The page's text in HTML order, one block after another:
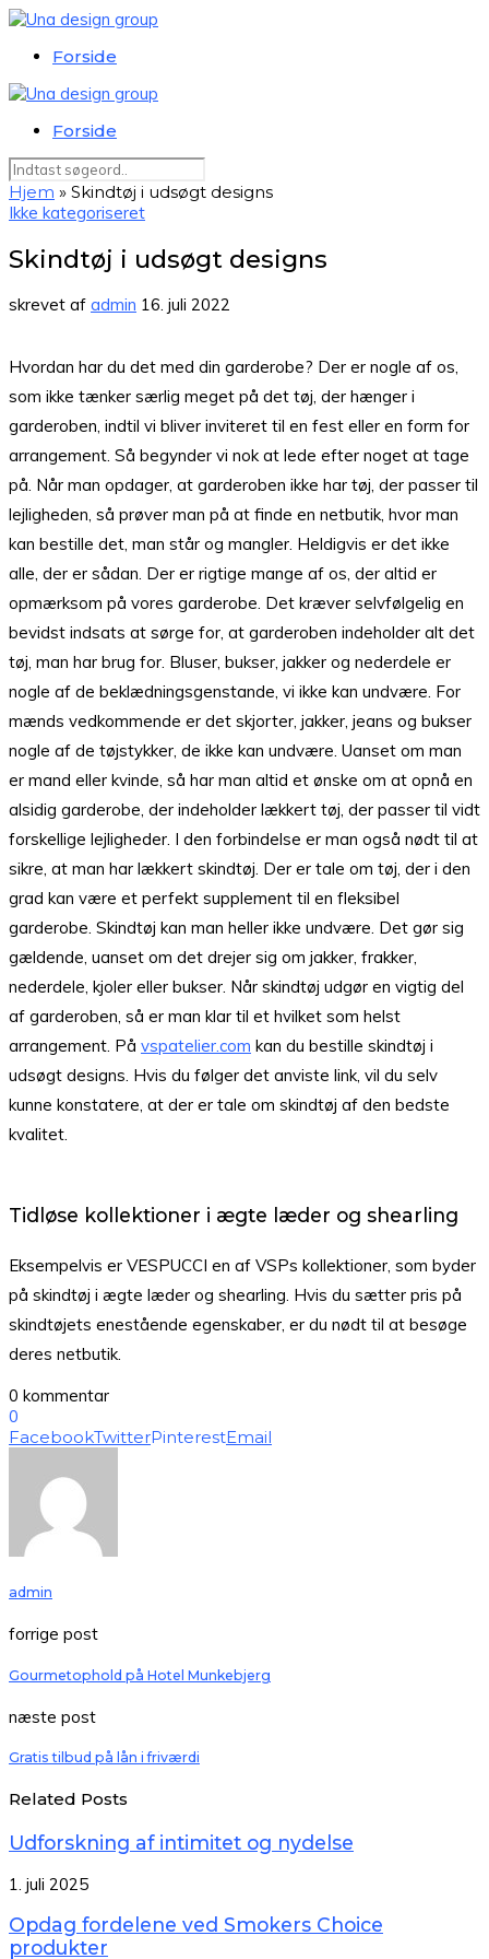
Forside
Forside
Hjem » Skindtøj i udsøgt designs
Ikke kategoriseret
Skindtøj i udsøgt designs
skrevet af admin 16. juli 2022
Hvordan har du det med din garderobe? Der er nogle af os,
som ikke tænker særlig meget på det tøj, der hænger i
garderoben, indtil vi bliver inviteret til en fest eller en form for
arrangement. Så begynder vi nok at lede efter noget at tage
på. Når man opdager, at garderoben ikke har tøj, der passer til
lejligheden, så prøver man på at finde en netbutik, hvor man
kan bestille det, man står og mangler. Heldigvis er det ikke
alle, der er sådan. Der er rigtige mange af os, der altid er
opmærksom på vores garderobe. Det kræver selvfølgelig en
bevidst indsats at sørge for, at garderoben indeholder alt det
tøj, man har brug for. Bluser, bukser, jakker og nederdele er
nogle af de beklædningsgenstande, vi ikke kan undvære. For
mænds vedkommende er det skjorter, jakker, jeans og bukser
nogle af de tøjstykker, de ikke kan undvære. Uanset om man
er mand eller kvinde, så har man altid et ønske om at opnå en
alsidig garderobe, der indeholder lækkert tøj, der passer til vidt
forskellige lejligheder. I den forbindelse er man også nødt til at
sikre, at man har lækkert skindtøj. Der er tale om tøj, der i den
grad kan være et perfekt supplement til en fleksibel
garderobe. Skindtøj kan man heller ikke undvære. Det gør sig
gældende, uanset om det drejer sig om jakker, frakker,
nederdele, kjoler eller bukser. Når skindtøj udgør en vigtig del
af garderoben, så er man klar til et hvilket som helst
arrangement. På vspatelier.com kan du bestille skindtøj i
udsøgt designs. Hvis du følger det anviste link, vil du selv
kunne konstatere, at der er tale om skindtøj af den bedste
kvalitet.
Tidløse kollektioner i ægte læder og shearling
Eksempelvis er VESPUCCI en af VSPs kollektioner, som byder
på skindtøj i ægte læder og shearling. Hvis du sætter pris på
skindtøjets enestående egenskaber, er du nødt til at besøge
deres netbutik.
0 kommentar
0
FacebookTwitterPinterestEmail
admin
forrige post
Gourmetophold på Hotel Munkebjerg
næste post
Gratis tilbud på lån i friværdi
Related Posts
Udforskning af intimitet og nydelse
1. juli 2025
Opdag fordelene ved Smokers Choice
produkter